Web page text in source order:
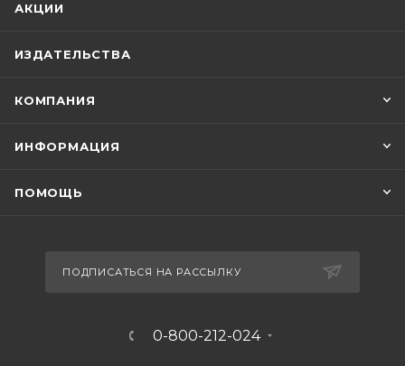
АКЦИИ
ИЗДАТЕЛЬСТВА
КОМПАНИЯ
ИНФОРМАЦИЯ
ПОМОЩЬ
ПОДПИСАТЬСЯ НА РАССЫЛКУ
0-800-212-024